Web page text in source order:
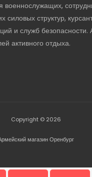
военнослужащих,
структур,
и служб безопасности.
активного отдыха.
Copyright © 2026
магазин Оренбург